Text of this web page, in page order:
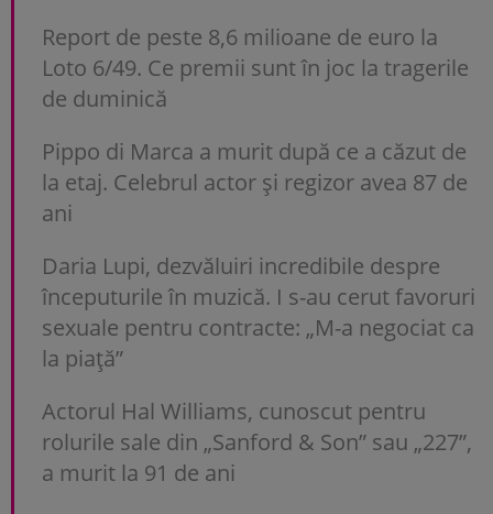
Report de peste 8,6 milioane de euro la
Loto 6/49. Ce premii sunt în joc la tragerile
de duminică
Pippo di Marca a murit după ce a căzut de
la etaj. Celebrul actor și regizor avea 87 de
ani
Daria Lupi, dezvăluiri incredibile despre
începuturile în muzică. I s-au cerut favoruri
sexuale pentru contracte: „M-a negociat ca
la piață”
Actorul Hal Williams, cunoscut pentru
rolurile sale din „Sanford & Son” sau „227”,
a murit la 91 de ani